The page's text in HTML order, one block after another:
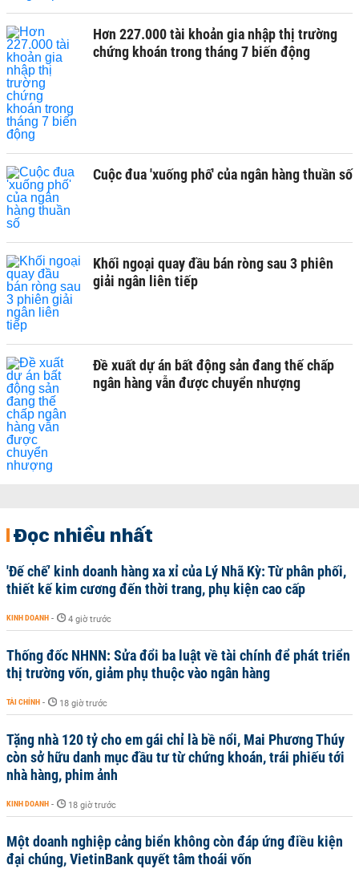
Hơn 227.000 tài khoản gia nhập thị trường
chứng khoán trong tháng 7 biến động
Cuộc đua 'xuống phố' của ngân hàng thuần số
Khối ngoại quay đầu bán ròng sau 3 phiên
giải ngân liên tiếp
Đề xuất dự án bất động sản đang thế chấp
ngân hàng vẫn được chuyển nhượng
Đọc nhiều nhất
'Đế chế’ kinh doanh hàng xa xỉ của Lý Nhã Kỳ: Từ phân phối,
thiết kế kim cương đến thời trang, phụ kiện cao cấp
KINH DOANH - 4 giờ trước
Thống đốc NHNN: Sửa đổi ba luật về tài chính để phát triển
thị trường vốn, giảm phụ thuộc vào ngân hàng
TÀI CHÍNH - 18 giờ trước
Tặng nhà 120 tỷ cho em gái chỉ là bề nổi, Mai Phương Thúy
còn sở hữu danh mục đầu tư từ chứng khoán, trái phiếu tới
nhà hàng, phim ảnh
KINH DOANH - 18 giờ trước
Một doanh nghiệp cảng biển không còn đáp ứng điều kiện
đại chúng, VietinBank quyết tâm thoái vốn